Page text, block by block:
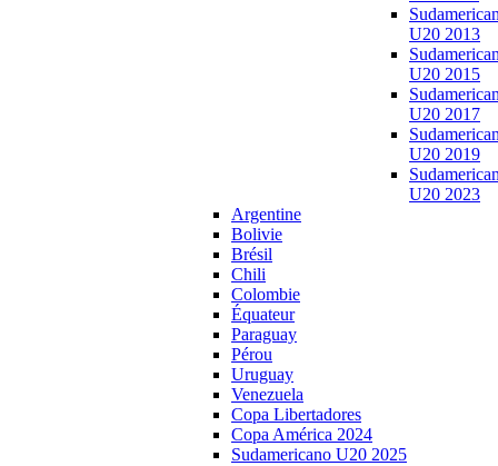
U20 2013
U20 2015
U20 2017
U20 2019
U20 2023
Argentine
Bolivie
Brésil
Chili
Colombie
Équateur
Paraguay
Pérou
Uruguay
Venezuela
Copa Libertadores
Copa América 2024
Sudamericano U20 2025